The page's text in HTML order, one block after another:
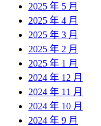
2025 年 5 月
2025 年 4 月
2025 年 3 月
2025 年 2 月
2025 年 1 月
2024 年 12 月
2024 年 11 月
2024 年 10 月
2024 年 9 月